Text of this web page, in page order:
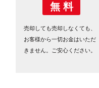
無 料
売却しても売却しなくても、
お客様から一切お金はいただ
きません。ご安心ください。